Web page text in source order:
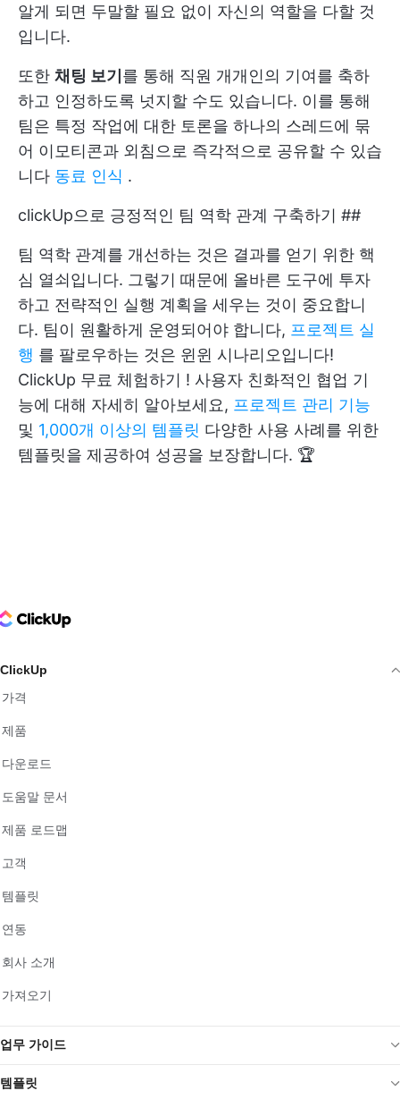
알게 되면 두말할 필요 없이 자신의 역할을 다할 것
입니다.
또한 채팅 보기를 통해 직원 개개인의 기여를 축하
하고 인정하도록 넛지할 수도 있습니다. 이를 통해
팀은 특정 작업에 대한 토론을 하나의 스레드에 묶
어 이모티콘과 외침으로 즉각적으로 공유할 수 있습
니다 동료 인식 .
clickUp으로 긍정적인 팀 역학 관계 구축하기 ##
팀 역학 관계를 개선하는 것은 결과를 얻기 위한 핵
심 열쇠입니다. 그렇기 때문에 올바른 도구에 투자
하고 전략적인 실행 계획을 세우는 것이 중요합니
다. 팀이 원활하게 운영되어야 합니다, 프로젝트 실
행 를 팔로우하는 것은 윈윈 시나리오입니다!
ClickUp 무료 체험하기 ! 사용자 친화적인 협업 기
능에 대해 자세히 알아보세요, 프로젝트 관리 기능
및 1,000개 이상의 템플릿 다양한 사용 사례를 위한
템플릿을 제공하여 성공을 보장합니다. 🏆
Logo
ClickUp
가격
제품
다운로드
도움말 문서
제품 로드맵
고객
템플릿
연동
회사 소개
가져오기
업무 가이드
템플릿